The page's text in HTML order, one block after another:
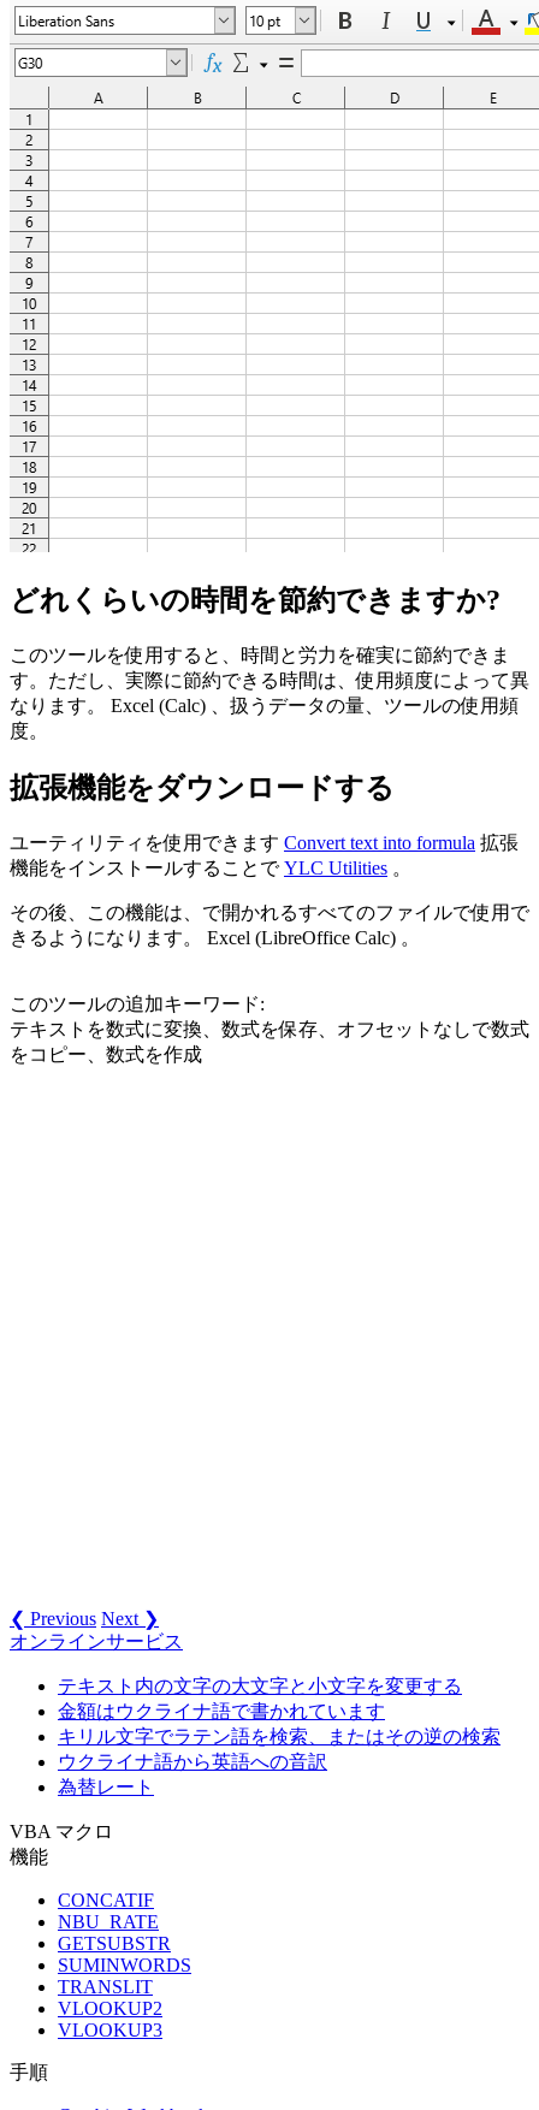
どれくらいの時間を節約できますか?
このツールを使用すると、時間と労力を確実に節約できま
す。ただし、実際に節約できる時間は、使用頻度によって異
なります。 Excel (Calc) 、扱うデータの量、ツールの使用頻
度。
拡張機能をダウンロードする
ユーティリティを使用できます Convert text into formula 拡張
機能をインストールすることでYLC Utilities 。
その後、この機能は、で開かれるすべてのファイルで使用で
きるようになります。 Excel (LibreOffice Calc) 。
このツールの追加キーワード:
テキストを数式に変換、数式を保存、オフセットなしで数式
をコピー、数式を作成
❮ Previous Next ❯
オンラインサービス
テキスト内の文字の大文字と小文字を変更する
金額はウクライナ語で書かれています
キリル文字でラテン語を検索、またはその逆の検索
ウクライナ語から英語への音訳
為替レート
VBA マクロ
機能
CONCATIF
NBU_RATE
GETSUBSTR
SUMINWORDS
TRANSLIT
VLOOKUP2
VLOOKUP3
手順